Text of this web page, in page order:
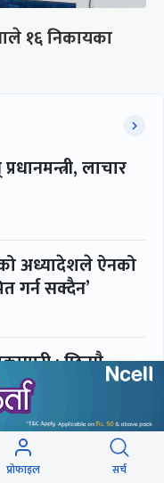
१६ निकायका
लाचार
अध्यादेशले ऐनको
गर्न सक्दैन’
: छिनमै
थलियो स्वास्थ्य
प्रोफाइल सर्च